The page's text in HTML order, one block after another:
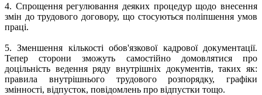
4. Спрощення регулювання деяких процедур щодо внесення
змін до трудового договору, що стосуються поліпшення умов
праці.
5.
Зменшення кількості обов'язкової кадрової документації.
Тепер сторони зможуть самостійно домовлятися про
доцільність ведення ряду внутрішніх документів, таких як:
правила внутрішнього трудового розпорядку, графіки
змінності, відпусток, повідомлень про відпустки тощо.